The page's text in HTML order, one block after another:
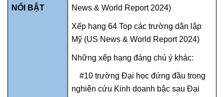
NỔI BẬT
News & World Report 2024)
Xếp hạng 64 Top các trường dân lập
Mỹ (US News & World Report 2024)
Những xếp hạng đáng chú ý khác:
#10 trường Đại học đứng đầu trong
nghiên cứu Kinh doanh bậc sau Đại